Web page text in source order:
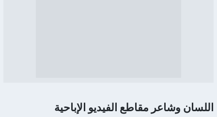
اللسان وشاعر مقاطع الفيديو الإباحية